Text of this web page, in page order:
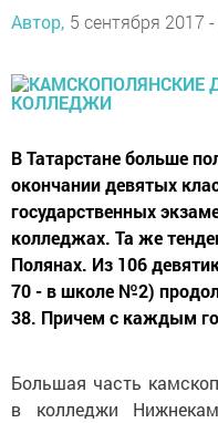
Автор, 5 сентября 2017
В Татарстане больше
окончании девятых
государственных
колледжах. Та же
Полянах. Из 106
70 - в школе №2)
38. Причем с каждым
Большая часть
в колледжи